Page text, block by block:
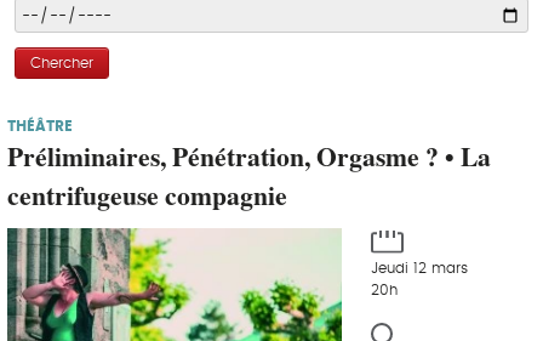
Chercher
THÉÂTRE
Préliminaires, Pénétration, Orgasme ? • La
centrifugeuse compagnie
Jeudi 12 mars
20h